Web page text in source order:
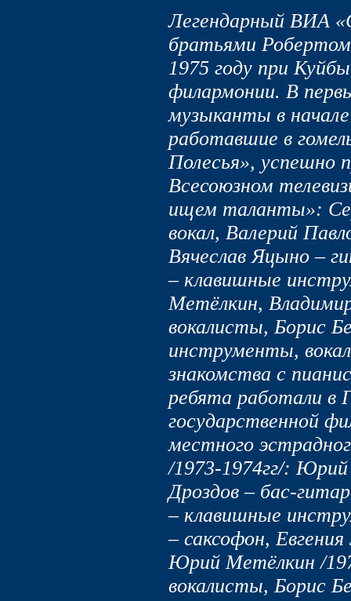
Легендарный ВИА
братьями
1975 году при
филармонии. В
музыканты в
работавшие в
Полесья», успешно
Всесоюзном
ищем таланты»:
вокал, Валерий
Вячеслав Яцыно –
– клавишные
Метёлкин,
вокалисты, Борис
инструменты,
знакомства с
ребята работали в
государственной
местного
/1973-1974гг/:
Дроздов – бас-
– клавишные
– саксофон, Евгения
Юрий Метёлкин /
вокалисты, Борис